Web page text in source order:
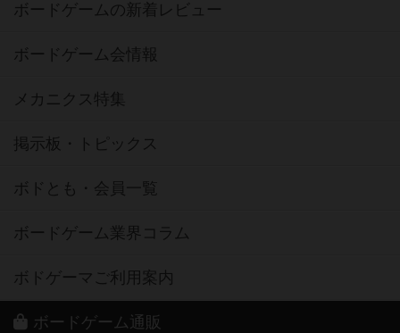
ボードゲームの新着レビュー
ボードゲーム会情報
メカニクス特集
掲示板・トピックス
ボドとも・会員一覧
ボードゲーム業界コラム
ボドゲーマご利用案内
ボードゲーム通販